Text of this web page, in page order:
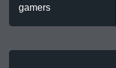
gamers